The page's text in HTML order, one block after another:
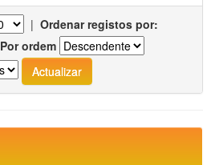
| Ordenar registos por:
Por ordem